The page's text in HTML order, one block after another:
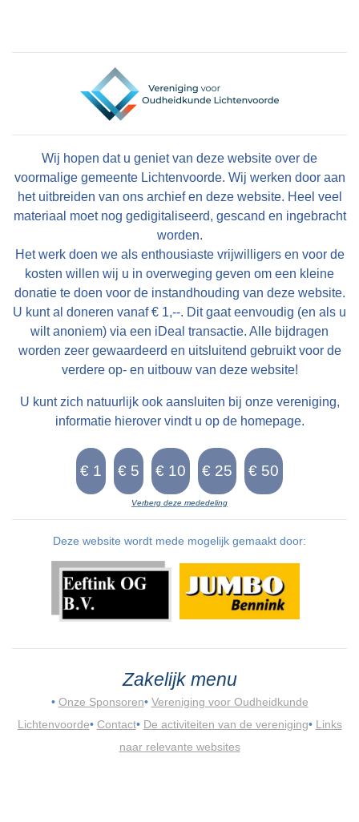
Wij hopen dat u geniet van deze website over de
voormalige gemeente Lichtenvoorde. Wij werken door aan
het uitbreiden van ons archief en deze website. Heel veel
materiaal moet nog gedigitaliseerd, gescand en ingebracht
worden.
Het werk doen we als enthousiaste vrijwilligers en voor de
kosten willen wij u in overweging geven om een kleine
donatie te doen voor de instandhouding van deze website.
U kunt al doneren vanaf € 1,--. Dit gaat eenvoudig (en als u
wilt anoniem) via een iDeal transactie. Alle bijdragen
worden zeer gewaardeerd en uitsluitend gebruikt voor de
verdere op- en uitbouw van deze website!
U kunt zich natuurlijk ook aansluiten bij onze vereniging,
informatie hierover vindt u op de homepage.
Verberg deze mededeling
Deze website wordt mede mogelijk gemaakt door:
Zakelijk menu
• Onze Sponsoren• Vereniging voor Oudheidkunde
Lichtenvoorde• Contact• De activiteiten van de vereniging• Links
naar relevante websites